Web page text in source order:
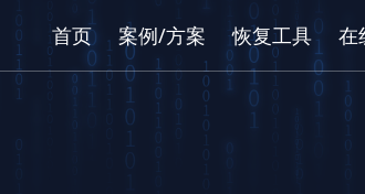
首页 案例/方案 恢复工具 在